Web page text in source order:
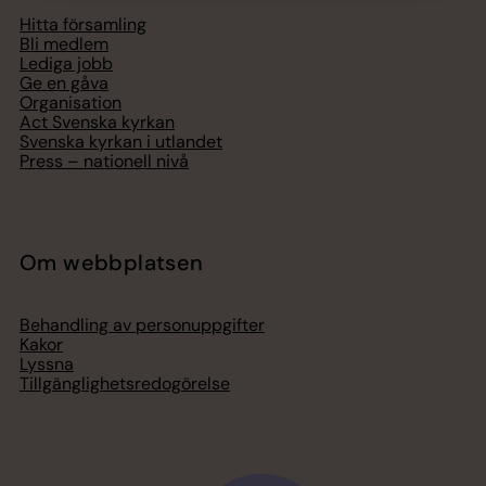
Hitta församling
Bli medlem
Lediga jobb
Ge en gåva
Organisation
Act Svenska kyrkan
Svenska kyrkan i utlandet
Press – nationell nivå
Om webbplatsen
Behandling av personuppgifter
Kakor
Lyssna
Tillgänglighetsredogörelse